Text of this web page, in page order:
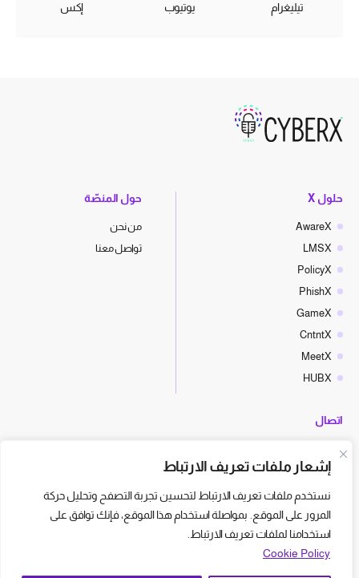
إشعار ملفات تعريف الارتباط
نستخدم ملفات تعريف الارتباط لتحسين تجربة التصفح وتحليل حركة
المرور على الموقع. بمواصلة استخدام هذا الموقع، فإنك توافق على
استخدامنا لملفات تعريف الارتباط.
Cookie Policy
تيليغرام يوتيوب إكس
حلول X
AwareX
LMSX
PolicyX
PhishX
GameX
CntntX
MeetX
HUBX
حول المنصّة
من نحن
تواصل معنا
اتصال
hello@cyberx.world